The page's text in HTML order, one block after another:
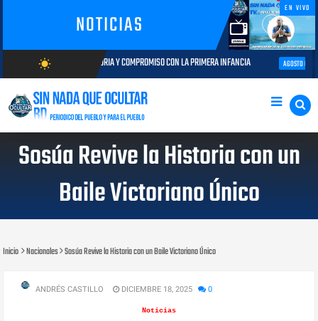
NOTICIAS
EN VIVO
wb_sunny
AGOSTO/9/2026
Y COMPROMISO CON LA PRIMERA INFANCIA AGOSTO 05, 2026 Autoridades del
Sosúa Revive la Historia con un
Baile Victoriano Único
Inicio Nacionales Sosúa Revive la Historia con un Baile Victoriano Único
ANDRÉS CASTILLO DICIEMBRE 18, 2025 0
Noticias